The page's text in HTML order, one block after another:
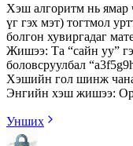
Хэш алгоритм нь ямар
үг гэх мэт) тогтмол
болгон хувиргадаг
Жишээ: Та “сайн уу”
боловсруулбал
Хэшийн гол шинж
Энгийн хэш жишээ:
Унших